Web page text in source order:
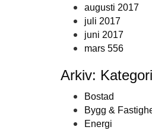
augusti 2017
juli 2017
juni 2017
mars 556
Arkiv: Kategori
Bostad
Bygg &
Energi